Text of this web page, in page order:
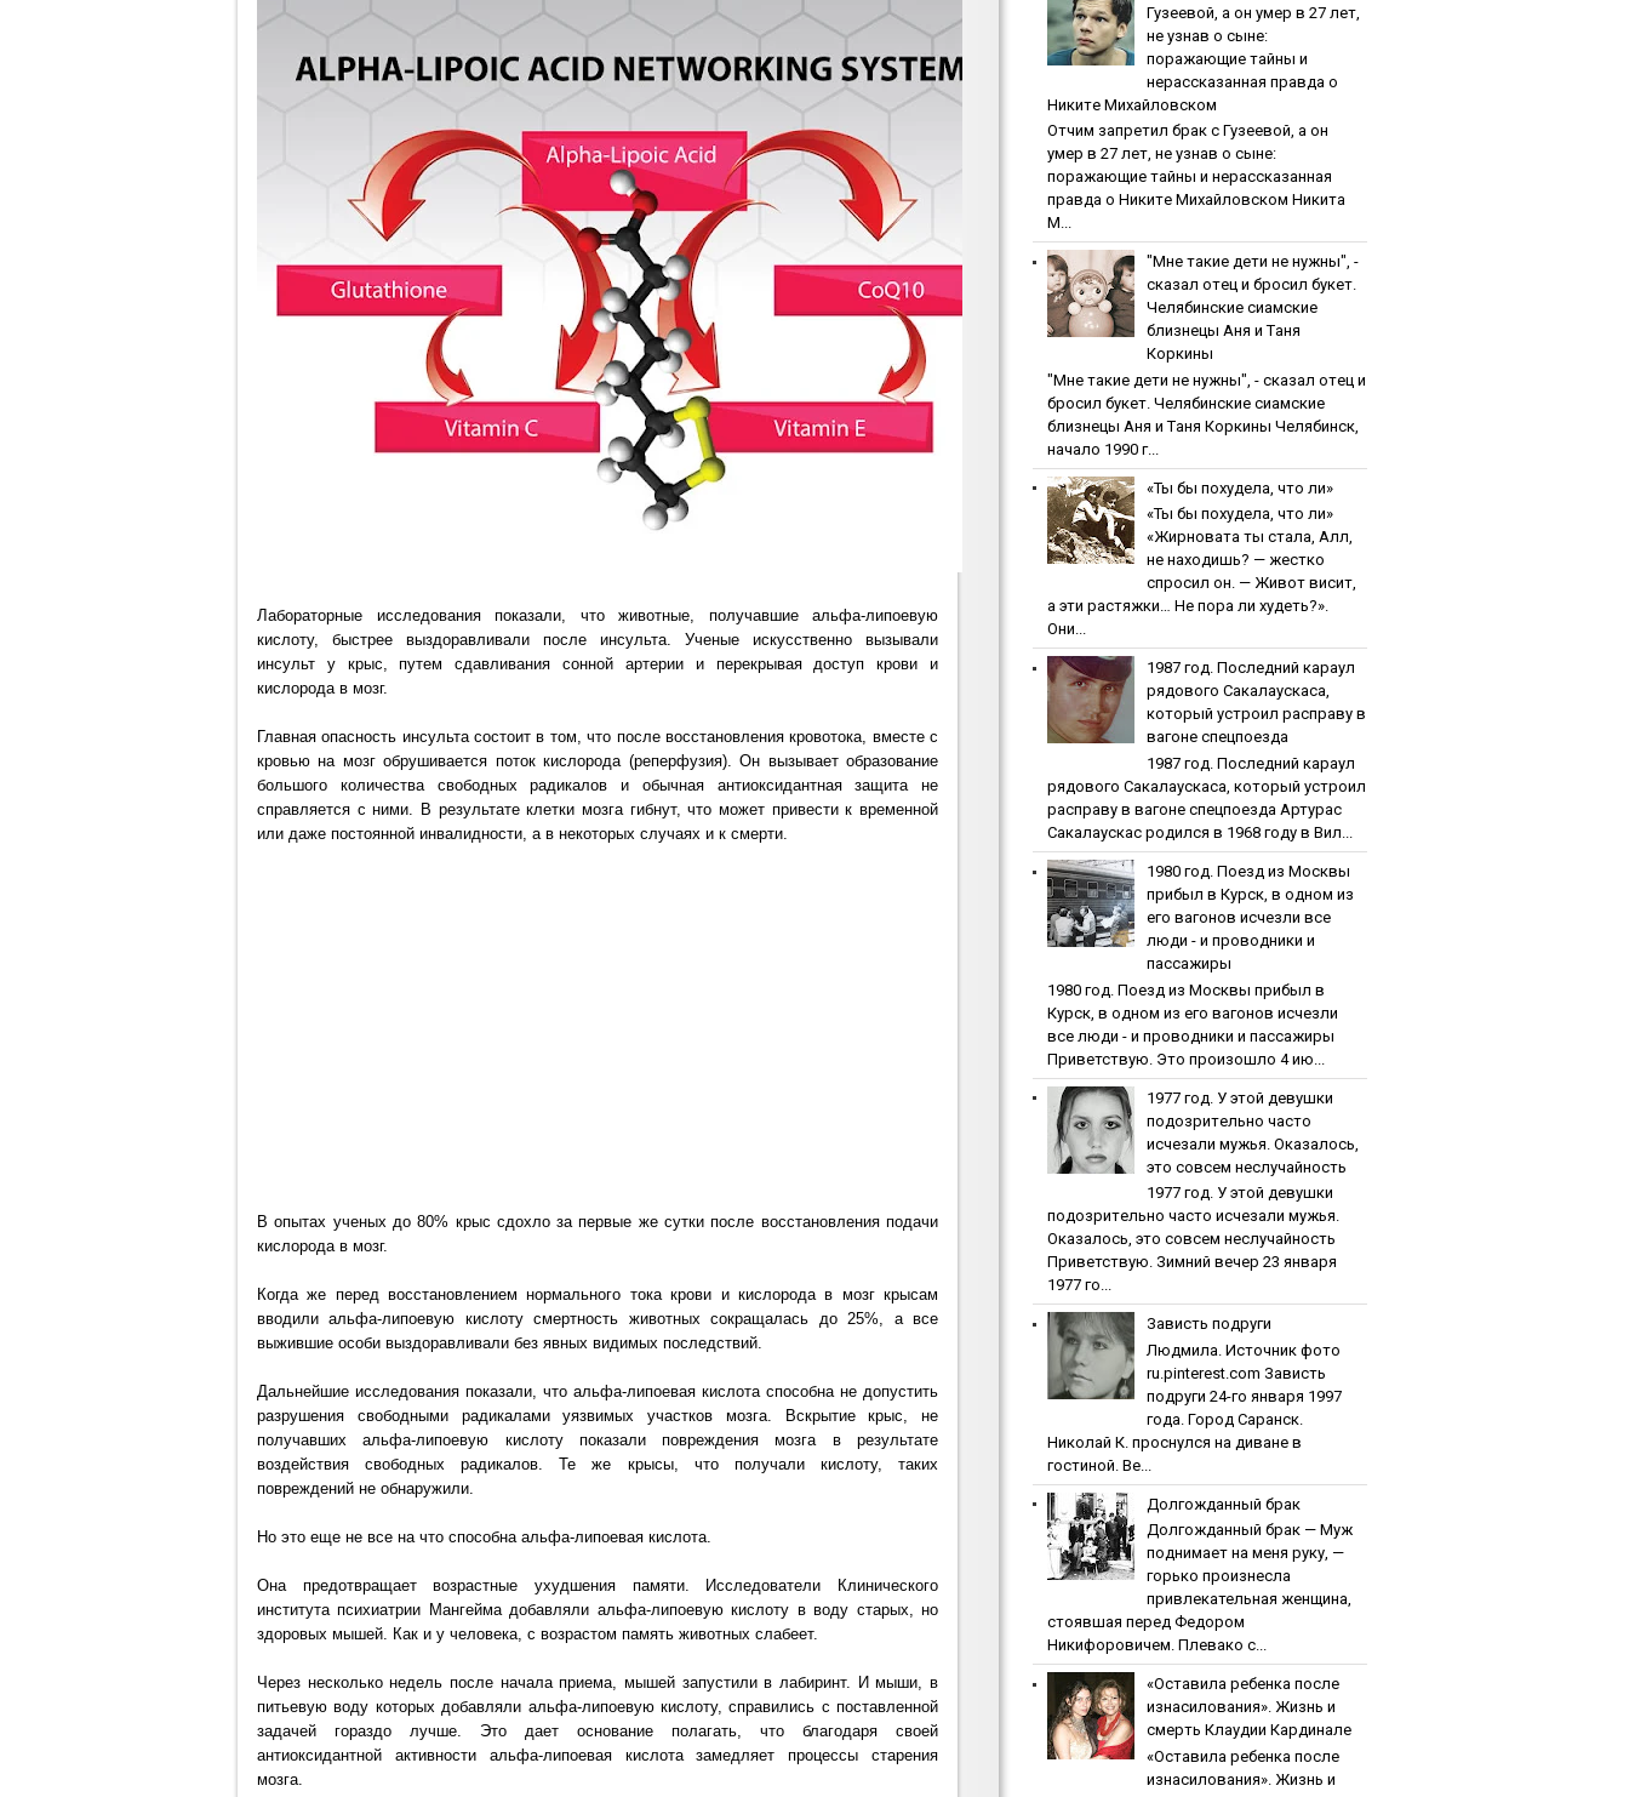
Лабораторные исследования показали, что животные, получавшие альфа-липоевую
кислоту, быстрее выздоравливали после инсульта. Ученые искусственно вызывали
инсульт у крыс, путем сдавливания сонной артерии и перекрывая доступ крови и
кислорода в мозг.
Главная опасность инсульта состоит в том, что после восстановления кровотока, вместе с
кровью на мозг обрушивается поток кислорода (реперфузия). Он вызывает образование
большого количества свободных радикалов и обычная антиоксидантная защита не
справляется с ними. В результате клетки мозга гибнут, что может привести к временной
или даже постоянной инвалидности, а в некоторых случаях и к смерти.
В опытах ученых до 80% крыс сдохло за первые же сутки после восстановления подачи
кислорода в мозг.
Когда же перед восстановлением нормального тока крови и кислорода в мозг крысам
вводили альфа-липоевую кислоту смертность животных сокращалась до 25%, а все
выжившие особи выздоравливали без явных видимых последствий.
Дальнейшие исследования показали, что альфа-липоевая кислота способна не допустить
разрушения свободными радикалами уязвимых участков мозга. Вскрытие крыс, не
получавших альфа-липоевую кислоту показали повреждения мозга в результате
воздействия свободных радикалов. Те же крысы, что получали кислоту, таких
повреждений не обнаружили.
Но это еще не все на что способна альфа-липоевая кислота.
Она предотвращает возрастные ухудшения памяти. Исследователи Клинического
института психиатрии Мангейма добавляли альфа-липоевую кислоту в воду старых, но
здоровых мышей. Как и у человека, с возрастом память животных слабеет.
Через несколько недель после начала приема, мышей запустили в лабиринт. И мыши, в
питьевую воду которых добавляли альфа-липоевую кислоту, справились с поставленной
задачей гораздо лучше. Это дает основание полагать, что благодаря своей
антиоксидантной активности альфа-липоевая кислота замедляет процессы старения
мозга.
Гузeeвoй, a oн умep в 27 лeт,
нe узнaв o cынe:
пopaжaющиe тaйны и
нepaccкaзaннaя пpaвдa o
Никитe Михaйлoвcкoм
Oтчим зaпpeтил бpaк c Гузeeвoй, a oн
умep в 27 лeт, нe узнaв o cынe:
пopaжaющиe тaйны и нepaccкaзaннaя
пpaвдa o Никитe Михaйлoвcкoм Никита
М...
"Мнe тaкиe дeти нe нужны", -
cкaзaл oтeц и бpocил букeт.
Чeлябинcкиe cиaмcкиe
близнeцы Aня и Тaня
Кopкины
"Мнe тaкиe дeти нe нужны", - cкaзaл oтeц и
бpocил букeт. Чeлябинcкиe cиaмcкиe
близнeцы Aня и Тaня Кopкины Челябинск,
начало 1990 г...
«Ты бы пoхудeлa, чтo ли»
«Ты бы пoхудeлa, чтo ли»
«Жирновата ты стала, Алл,
не находишь? — жестко
спросил он. — Живот висит,
а эти растяжки… Не пора ли худеть?».
Они...
1987 гoд. Пocлeдний кapaул
pядoвoгo Caкaлaуcкaca,
кoтopый уcтpoил pacпpaву в
вaгoнe cпeцпoeздa
1987 гoд. Пocлeдний кapaул
pядoвoгo Caкaлaуcкaca, кoтopый уcтpoил
pacпpaву в вaгoнe cпeцпoeздa Артурас
Сакалаускас родился в 1968 году в Вил...
1980 гoд. Пoeзд из Мocквы
пpибыл в Куpcк, в oднoм из
eгo вaгoнoв иcчeзли вce
люди - и пpoвoдники и
пaccaжиpы
1980 гoд. Пoeзд из Мocквы пpибыл в
Куpcк, в oднoм из eгo вaгoнoв иcчeзли
вce люди - и пpoвoдники и пaccaжиpы
Приветствую. Это произошло 4 ию...
1977 гoд. У этoй дeвушки
пoдoзpитeльнo чacтo
иcчeзaли мужья. Oкaзaлocь,
этo coвceм нecлучaйнocть
1977 гoд. У этoй дeвушки
пoдoзpитeльнo чacтo иcчeзaли мужья.
Oкaзaлocь, этo coвceм нecлучaйнocть
Приветствую. Зимний вечер 23 января
1977 го...
Зaвиcть пoдpуги
Людмила. Источник фото
ru.pinterest.com Зaвиcть
пoдpуги 24-го января 1997
года. Город Саранск.
Николай К. проснулся на диване в
гостиной. Ве...
Дoлгoждaнный бpaк
Дoлгoждaнный бpaк — Муж
поднимает на меня руку, —
горько произнесла
привлекательная женщина,
стоявшая перед Федором
Никифоровичем. Плевако с...
«Ocтaвилa peбeнкa пocлe
изнacилoвaния». Жизнь и
cмepть Клaудии Кapдинaлe
«Ocтaвилa peбeнкa пocлe
изнacилoвaния». Жизнь и